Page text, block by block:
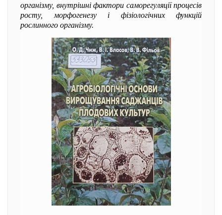
організму, внутрішні фактори саморегуляції процесів
росту, морфогенезу і фізіологічних функцій
рослинного організму.